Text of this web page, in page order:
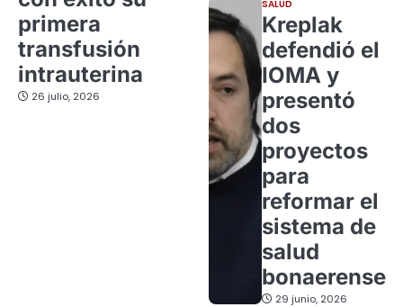
primera
transfusión
intrauterina
26 julio, 2026
SALUD
Kreplak
defendió el
IOMA y
presentó
dos
proyectos
para
reformar el
sistema de
salud
bonaerense
29 junio, 2026